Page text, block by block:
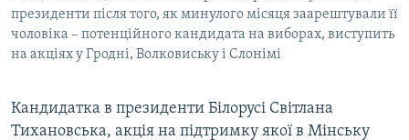
президенти після того, як минулого місяця заарештували її
чоловіка – потенційного кандидата на виборах, виступить
на акціях у Гродні, Волковиську і Слонімі
Кандидатка в президенти Білорусі Світлана
Тихановська, акція на підтримку якої в Мінську